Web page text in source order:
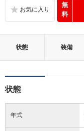
無
料
状態 装備
状態
年式